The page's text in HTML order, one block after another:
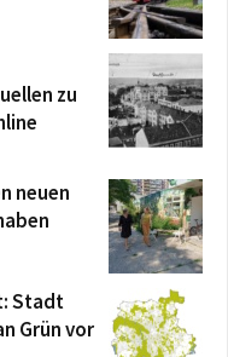
zu
neuen
Stadt
Grün vor